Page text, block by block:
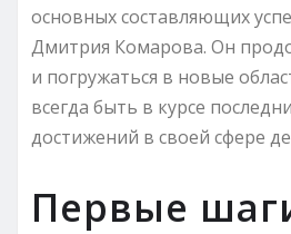
основных составляющих
Дмитрия Комарова. Он
и погружаться в новые
всегда быть в курсе
достижений в своей сфере
Первые